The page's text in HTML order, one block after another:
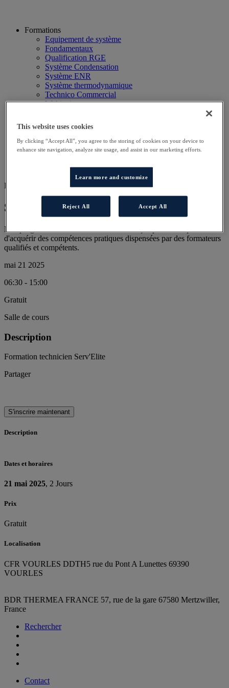
Formations
Equipement de système
Fondamentaux
Qualification RGE
Système Condensation
Système ENR
Système thermodynamique
Technico Commercial
Webinaire
Hôtels
Planning
Contactez-nous
Autres sites
Professionnel
FOR SERV ELITE2
Serv'Elite Groupe Chaudiériste 1 ARA
Nos programmes de formation ont été conçus pour vous permettre
d'acquérir des compétences pratiques dispensées par des formateurs
qualifiés et compétents.
mai 21 2025
06:30 - 15:00
Gratuit
Salle de cours
Description
Formation technicien Serv'Elite
Partager
S'inscrire maintenant
Description
Dates et horaires
21 mai 2025, 2 Jours
Prix
Gratuit
Localisation
CFR VOURLES DDTH5 rue du Pont A Lunettes 69390
VOURLES
BDR THERMEA FRANCE 57, rue de la gare 67580 Mertzwiller,
France
Rechercher
Contact
This website uses cookies
By clicking “Accept All”, you agree to the storing of cookies on your device to
enhance site navigation, analyze site usage, and assist in our marketing efforts.
Learn more and customize
Reject All Accept All